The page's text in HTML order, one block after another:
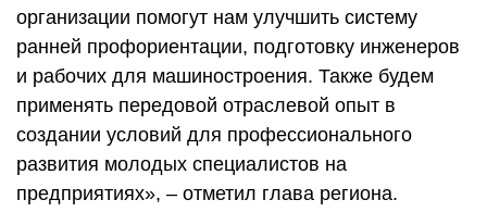
организации помогут нам улучшить систему
ранней профориентации, подготовку инженеров
и рабочих для машиностроения. Также будем
применять передовой отраслевой опыт в
создании условий для профессионального
развития молодых специалистов на
предприятиях», – отметил глава региона.